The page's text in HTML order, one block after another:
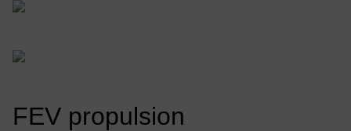
FEV propulsion